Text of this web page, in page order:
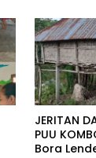
JERITAN
PUU
Bora